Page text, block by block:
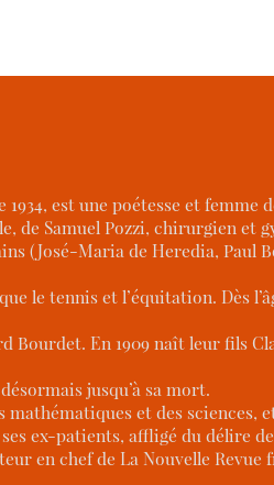
est une poétesse et
Samuel Pozzi, chirurgien et
(José-Maria de Heredia, Paul
le tennis et l’équitation. Dès
Bourdet. En 1909 naît leur fils
jusqu’à sa mort.
et des sciences,
ses ex-patients, affligé du délire
en chef de La Nouvelle